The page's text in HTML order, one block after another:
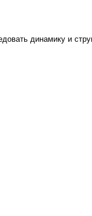
динамику и